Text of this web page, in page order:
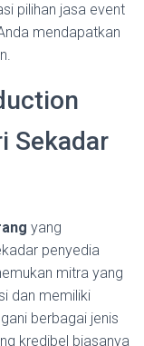
pilihan jasa event
mendapatkan
Sekadar
yang
penyedia
mitra yang
dan memiliki
berbagai jenis
kredibel biasanya